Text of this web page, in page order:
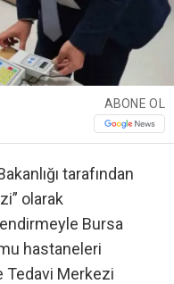
ABONE OL
tarafından
olarak
Bursa
hastaneleri
Tedavi Merkezi